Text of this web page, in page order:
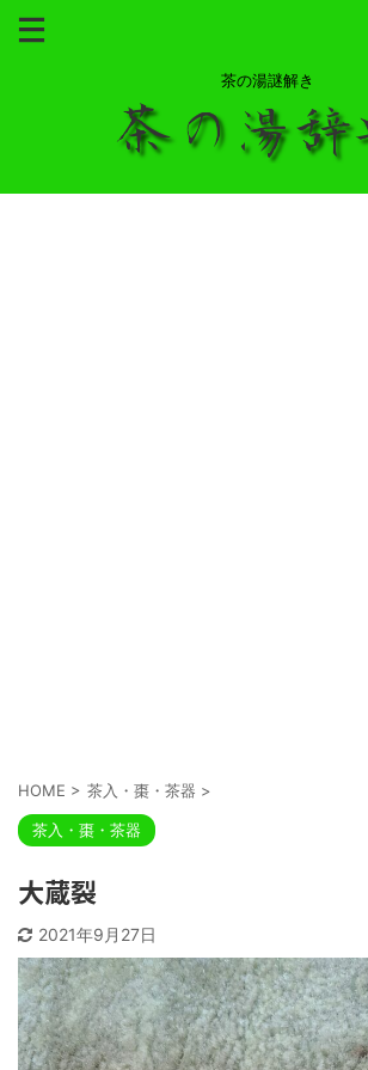
茶の湯謎解き
HOME > 茶入・棗・茶器 >
茶入・棗・茶器
大蔵裂
2021年9月27日